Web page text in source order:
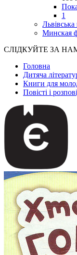
1
Львівська
Минская
СЛІДКУЙТЕ ЗА
Головна
Дитяча
Книги для
Повісті і